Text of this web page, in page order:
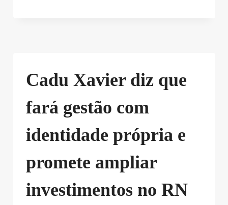
Cadu Xavier diz que
fará gestão com
identidade própria e
promete ampliar
investimentos no RN